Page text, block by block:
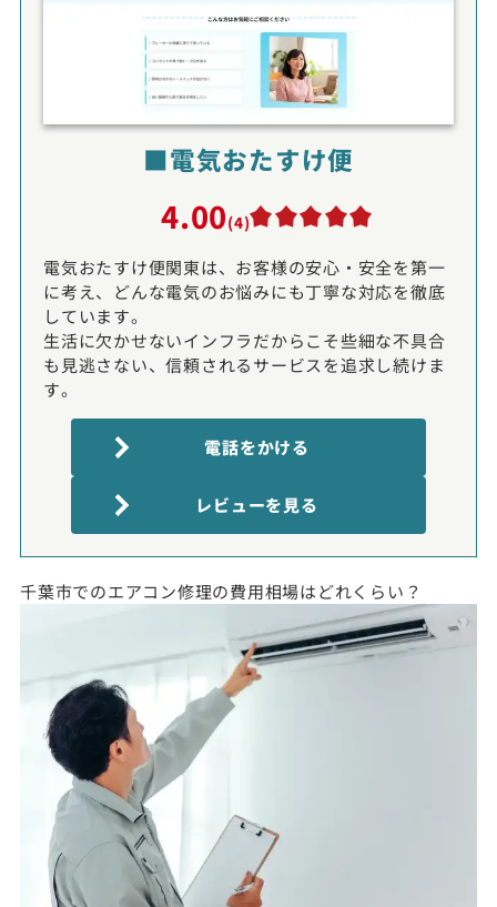
■電気おたすけ便
4.00(4)
電気おたすけ便関東は、お客様の安心・安全を第一
に考え、どんな電気のお悩みにも丁寧な対応を徹底
しています。
生活に欠かせないインフラだからこそ些細な不具合
も見逃さない、信頼されるサービスを追求し続けま
す。
電話をかける
レビューを見る
千葉市でのエアコン修理の費用相場はどれくらい？